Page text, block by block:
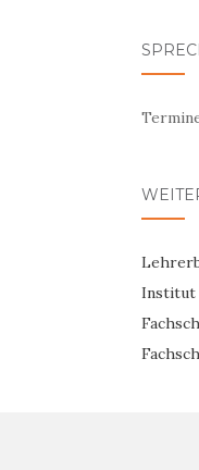
Institut